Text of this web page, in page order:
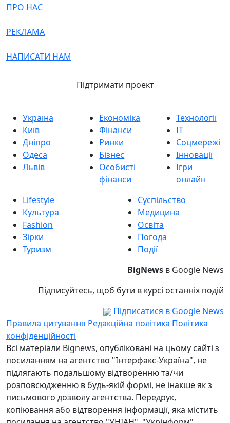
ПРО НАС
РЕКЛАМА
НАПИСАТИ НАМ
Підтримати проект
Україна
Київ
Дніпро
Одеса
Львів
Економіка
Фінанси
Ринки
Бізнес
Особисті
фінанси
Технології
IT
Соцмережі
Інновації
Ігри
онлайн
Lifestyle
Культура
Fashion
Зірки
Туризм
Суспільство
Медицина
Освіта
Погода
Події
BigNews в Google News
Підписуйтесь, щоб бути в курсі останніх подій
Підписатися в Google News
Правила цитування Редакційна політика Політика
конфіденційності
Всі матеріали Bignews, опубліковані на цьому сайті з
посиланням на агентство "Інтерфакс-Україна", не
підлягають подальшому відтворенню та/чи
розповсюдженню в будь-якій формі, не інакше як з
письмового дозволу агентства. Передрук,
копіювання або відтворення інформації, яка містить